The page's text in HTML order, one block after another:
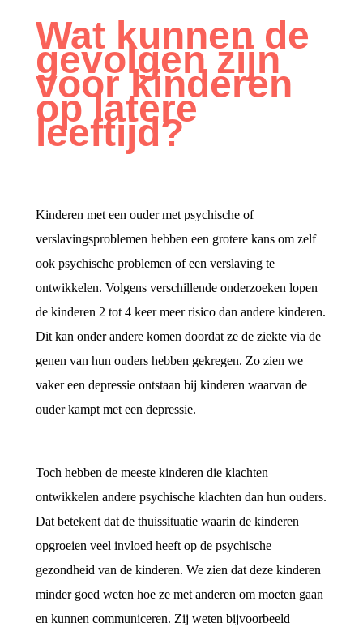
Wat kunnen de
gevolgen zijn
voor kinderen
op latere
leeftijd?
Kinderen met een ouder met psychische of
verslavingsproblemen hebben een grotere kans om zelf
ook psychische problemen of een verslaving te
ontwikkelen. Volgens verschillende onderzoeken lopen
de kinderen 2 tot 4 keer meer risico dan andere kinderen.
Dit kan onder andere komen doordat ze de ziekte via de
genen van hun ouders hebben gekregen. Zo zien we
vaker een depressie ontstaan bij kinderen waarvan de
ouder kampt met een depressie.
Toch hebben de meeste kinderen die klachten
ontwikkelen andere psychische klachten dan hun ouders.
Dat betekent dat de thuissituatie waarin de kinderen
opgroeien veel invloed heeft op de psychische
gezondheid van de kinderen. We zien dat deze kinderen
minder goed weten hoe ze met anderen om moeten gaan
en kunnen communiceren. Zij weten bijvoorbeeld